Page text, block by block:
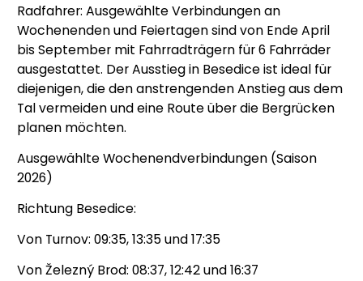
Radfahrer: Ausgewählte Verbindungen an
Wochenenden und Feiertagen sind von Ende April
bis September mit Fahrradträgern für 6 Fahrräder
ausgestattet. Der Ausstieg in Besedice ist ideal für
diejenigen, die den anstrengenden Anstieg aus dem
Tal vermeiden und eine Route über die Bergrücken
planen möchten.
Ausgewählte Wochenendverbindungen (Saison
2026)
Richtung Besedice:
Von Turnov: 09:35, 13:35 und 17:35
Von Železný Brod: 08:37, 12:42 und 16:37